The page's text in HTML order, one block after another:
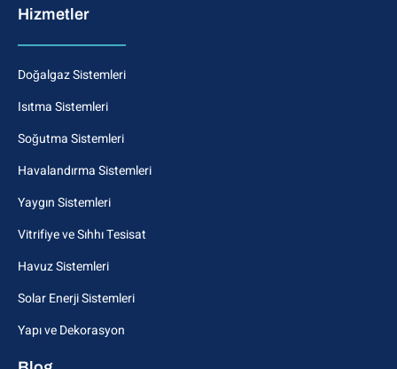
Hizmetler
Doğalgaz Sistemleri
Isıtma Sistemleri
Soğutma Sistemleri
Havalandırma Sistemleri
Yaygın Sistemleri
Vitrifiye ve Sıhhı Tesisat
Havuz Sistemleri
Solar Enerji Sistemleri
Yapı ve Dekorasyon